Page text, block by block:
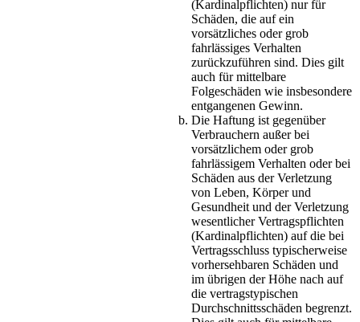
(Kardinalpflichten) nur für
Schäden, die auf ein
vorsätzliches oder grob
fahrlässiges Verhalten
zurückzuführen sind. Dies gilt
auch für mittelbare
Folgeschäden wie insbesondere
entgangenen Gewinn.
Die Haftung ist gegenüber
Verbrauchern außer bei
vorsätzlichem oder grob
fahrlässigem Verhalten oder bei
Schäden aus der Verletzung
von Leben, Körper und
Gesundheit und der Verletzung
wesentlicher Vertragspflichten
(Kardinalpflichten) auf die bei
Vertragsschluss typischerweise
vorhersehbaren Schäden und
im übrigen der Höhe nach auf
die vertragstypischen
Durchschnittsschäden begrenzt.